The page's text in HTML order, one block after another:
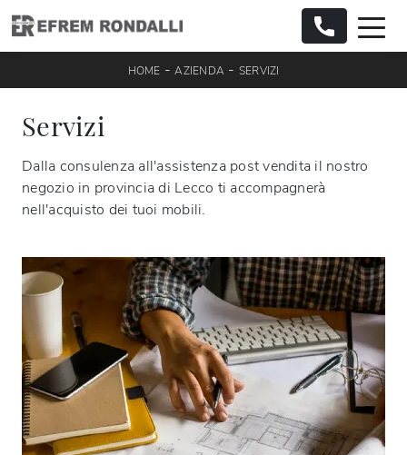
HOME -AZIENDA - SERVIZI
Servizi
Dalla consulenza all'assistenza post vendita il nostro
negozio in provincia di Lecco ti accompagnerà
nell'acquisto dei tuoi mobili.